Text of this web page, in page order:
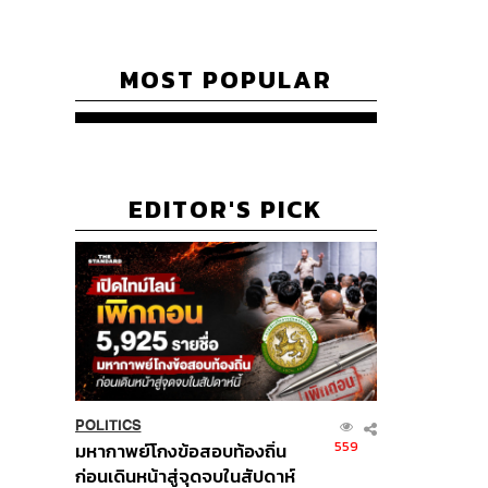
MOST POPULAR
EDITOR'S PICK
POLITICS
มหากาพย์โกงข้อสอบท้องถิ่น
ก่อนเดินหน้าสู่จุดจบในสัปดาห์
559